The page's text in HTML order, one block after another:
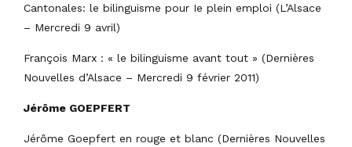
Cantonales: le bilinguisme pour Ie plein emploi (L’Alsace
– Mercredi 9 avril)
François Marx : « le bilinguisme avant tout » (Dernières
Nouvelles d’Alsace – Mercredi 9 février 2011)
Jérôme GOEPFERT
Jérôme Goepfert en rouge et blanc (Dernières Nouvelles